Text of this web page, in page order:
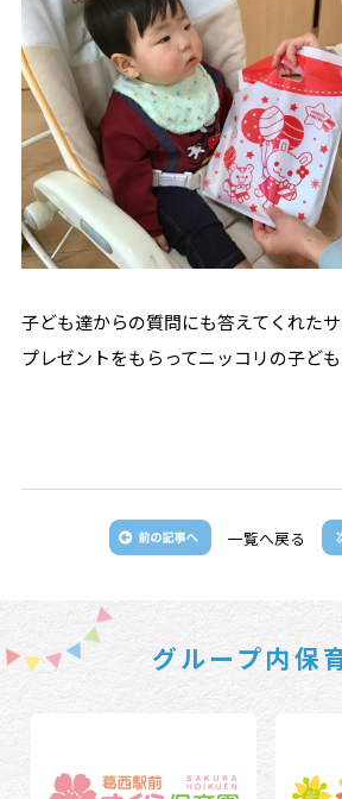
子ども達からの質問にも答えてくれたサ
プレゼントをもらってニッコリの子ど
一覧へ戻る
グループ内保